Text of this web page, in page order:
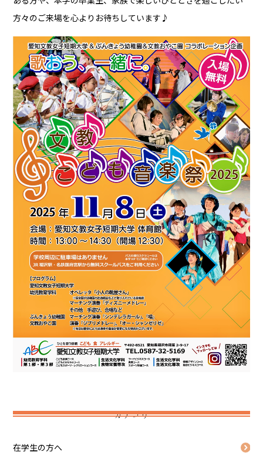
方々のご来場を心よりお待ちしています♪
カテゴリ
在学生の方へ